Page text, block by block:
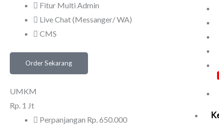
Fitur Multi Admin
Live Chat (Messanger/ WA)
CMS
Order Sekarang
UMKM
Rp. 1 Jt
Perpanjangan Rp. 650.000